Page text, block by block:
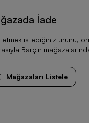
İade
etmek istediğiniz ürünü,
Barçın
Mağazaları Listele